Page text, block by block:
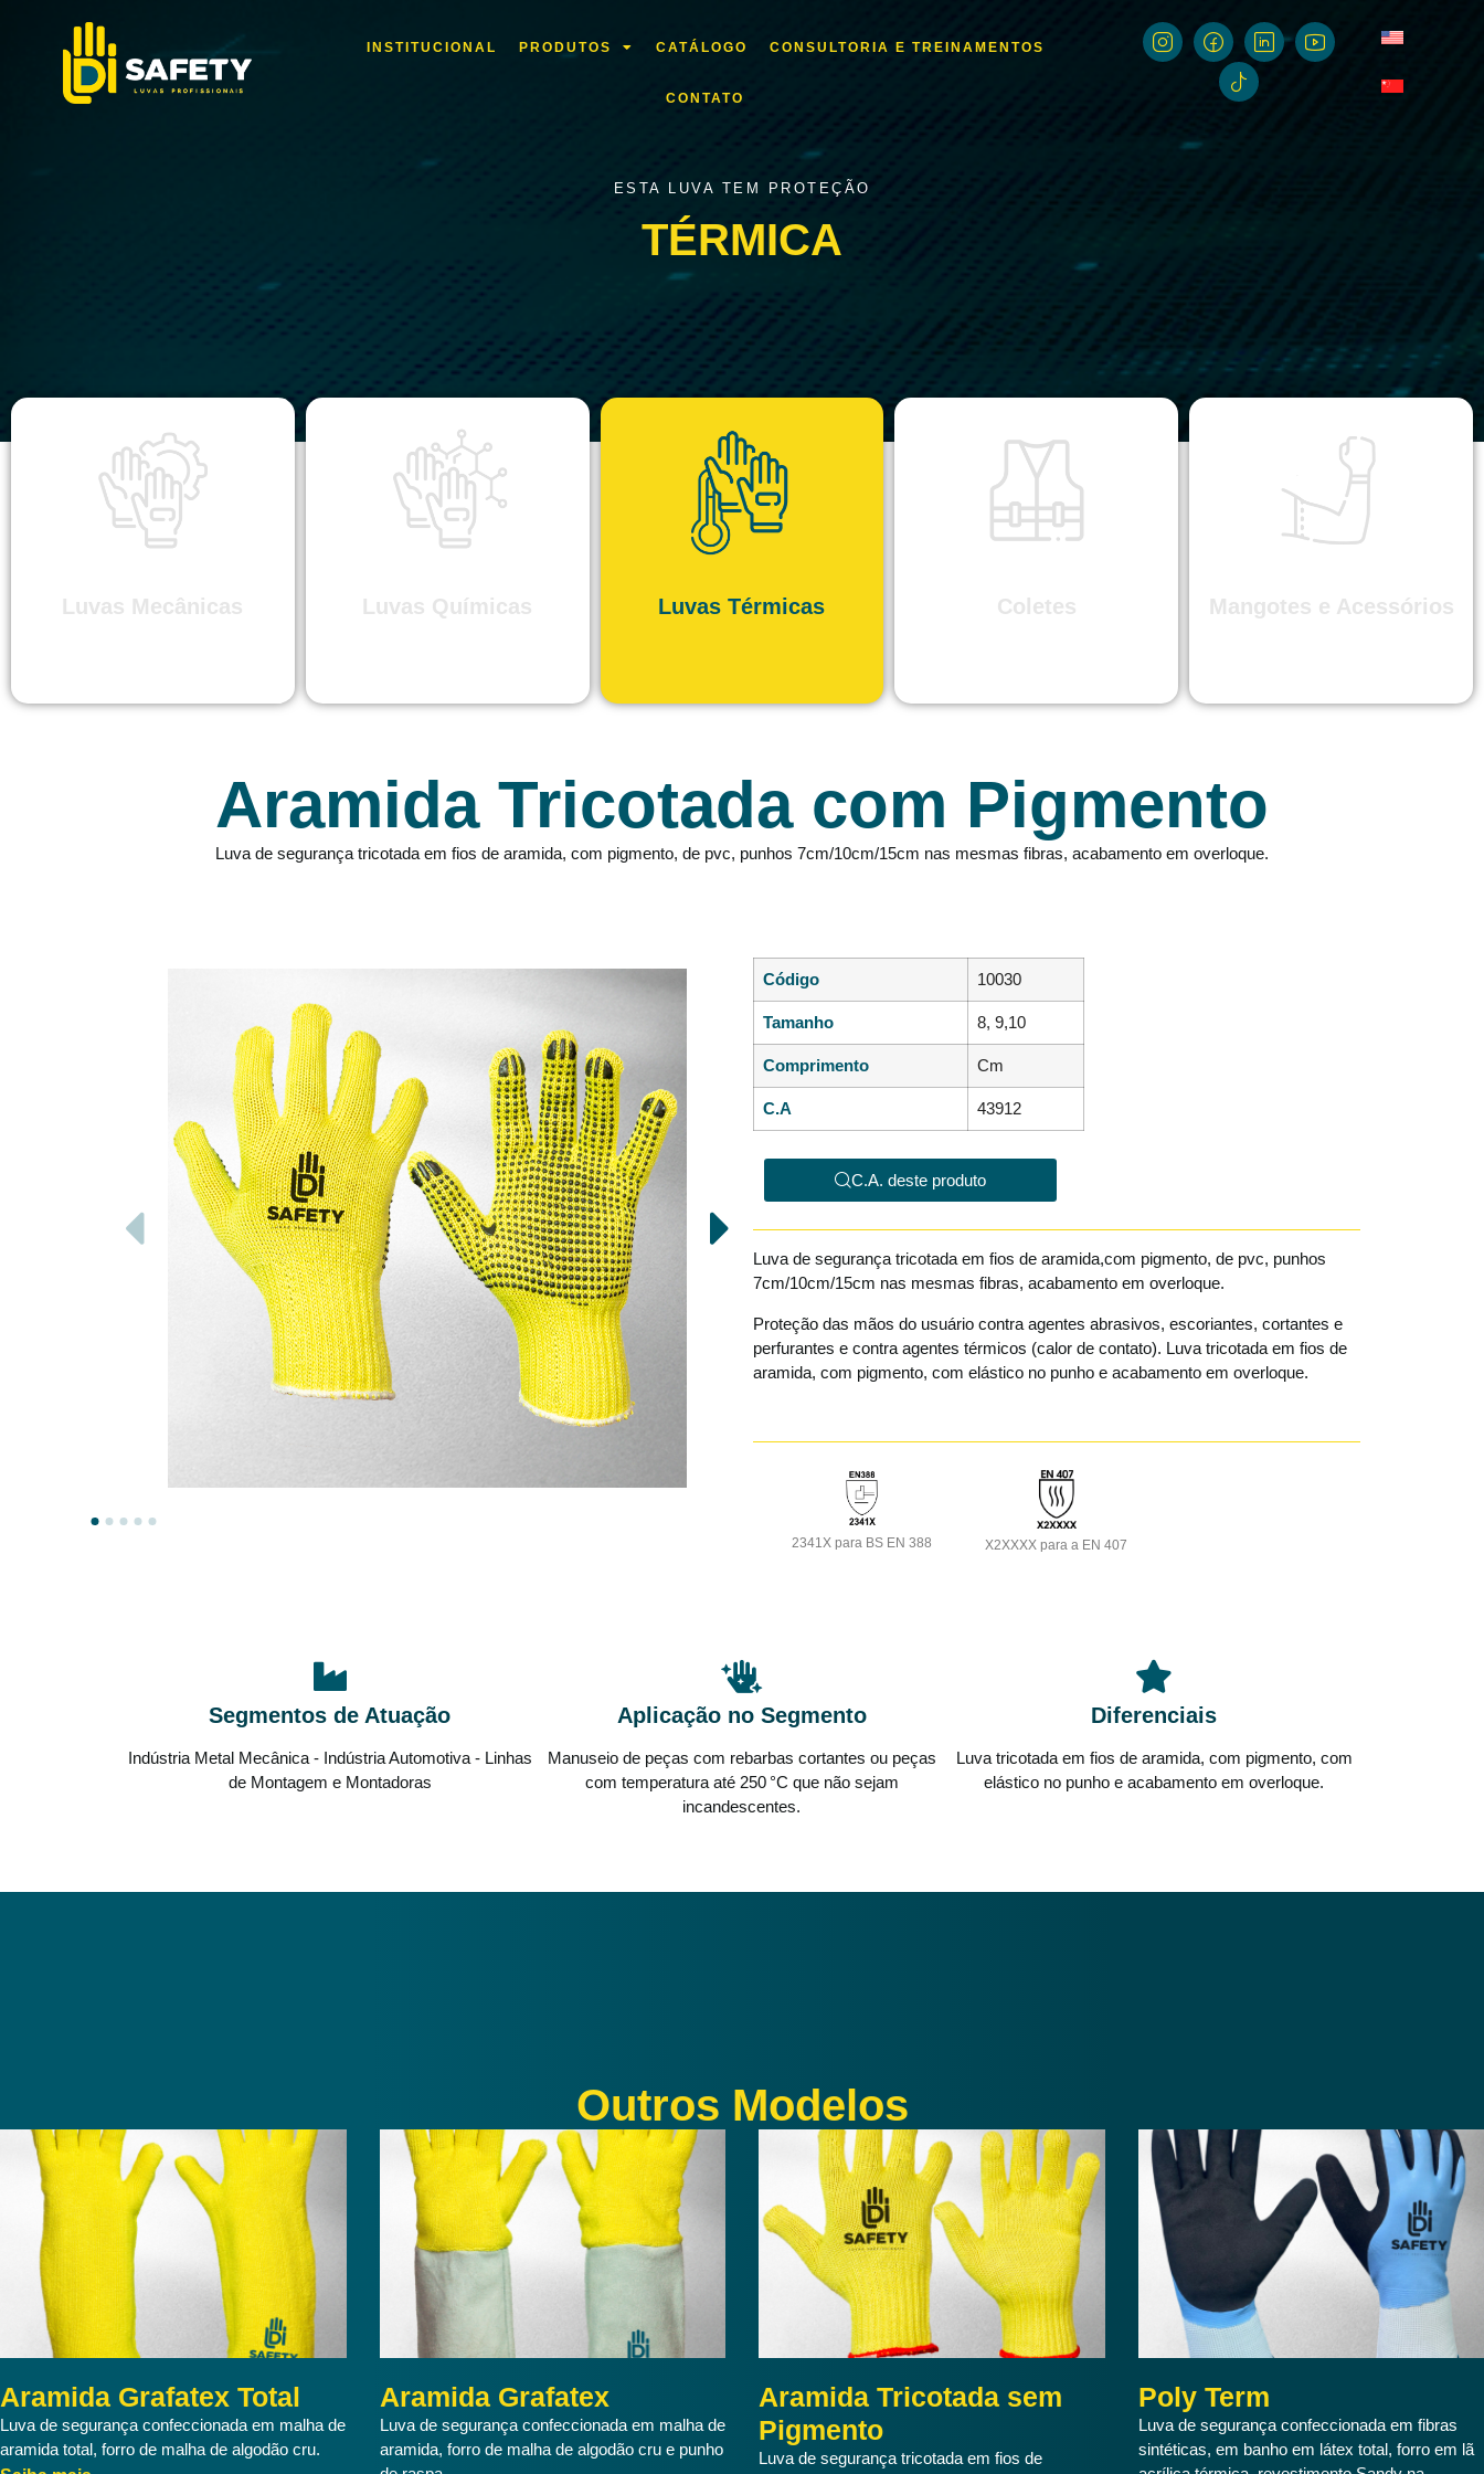
INSTITUCIONAL PRODUTOS CATÁLOGO CONSULTORIA E TREINAMENTOS
CONTATO
ESTA LUVA TEM PROTEÇÃO
TÉRMICA
Luvas Mecânicas Luvas Químicas Luvas Térmicas Coletes Mangotes e Acessórios
Aramida Tricotada com Pigmento
Luva de segurança tricotada em fios de aramida, com pigmento, de pvc, punhos 7cm/10cm/15cm nas mesmas fibras, acabamento em overloque.
Código 10030
Tamanho 8, 9,10
Comprimento Cm
C.A 43912
C.A. deste produto
Luva de segurança tricotada em fios de aramida,com pigmento, de pvc, punhos
7cm/10cm/15cm nas mesmas fibras, acabamento em overloque.
Proteção das mãos do usuário contra agentes abrasivos, escoriantes, cortantes e
perfurantes e contra agentes térmicos (calor de contato). Luva tricotada em fios de
aramida, com pigmento, com elástico no punho e acabamento em overloque.
2341X para BS EN 388 X2XXXX para a EN 407
Segmentos de Atuação
Indústria Metal Mecânica - Indústria Automotiva - Linhas
de Montagem e Montadoras
Aplicação no Segmento
Manuseio de peças com rebarbas cortantes ou peças
com temperatura até 250 °C que não sejam
incandescentes.
Diferenciais
Luva tricotada em fios de aramida, com pigmento, com
elástico no punho e acabamento em overloque.
Outros Modelos
Aramida Grafatex Total
Luva de segurança confeccionada em malha de
aramida total, forro de malha de algodão cru.
Aramida Grafatex
Luva de segurança confeccionada em malha de
aramida, forro de malha de algodão cru e punho
Aramida Tricotada sem
Pigmento
Luva de segurança tricotada em fios de
Poly Term
Luva de segurança confeccionada em fibras
sintéticas, em banho em látex total, forro em lã